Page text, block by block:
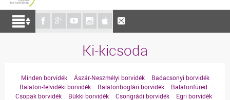
Ki-kicsoda
Minden borvidék Ászár-Neszmélyi borvidék
Badacsonyi borvidék
Balaton-felvidéki borvidék
Balatonboglári borvidék
Balatonfüred –
Csopak borvidék
Bükki borvidék Csongrádi borvidék
Egri borvidék